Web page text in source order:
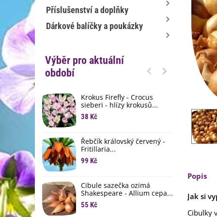
Příslušenství a doplňky
Dárkové balíčky a poukázky
Výběr pro aktuální
období
Krokus Firefly - Crocus
sieberi - hlízy krokusů...
38 Kč
Řebčík královský červený -
Fritillaria...
99 Kč
Cibule sazečka ozimá
Shakespeare - Allium cepa...
55 Kč
Popis
Jak si
Cibulky